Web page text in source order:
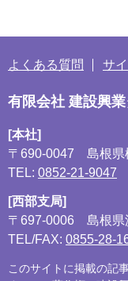
よくある質問 サ
有限会社 建設興
[本社]
〒690-0047
島根県
TEL: 0852-21-9047
[西部支局]
〒697-0006
島根県
TEL/FAX: 0855-28-
このサイトに掲載の記